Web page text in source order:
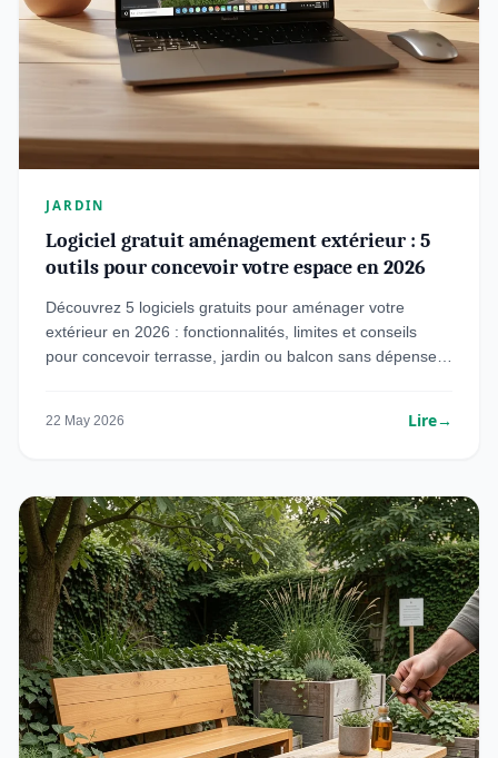
JARDIN
Logiciel gratuit aménagement extérieur : 5
outils pour concevoir votre espace en 2026
Découvrez 5 logiciels gratuits pour aménager votre
extérieur en 2026 : fonctionnalités, limites et conseils
pour concevoir terrasse, jardin ou balcon sans dépenser
22 May 2026 Lire→